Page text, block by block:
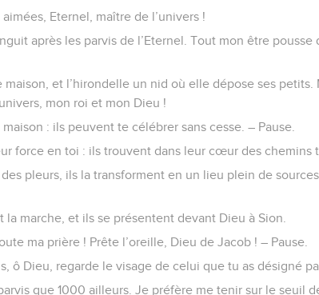
Eternel, maître de l’univers !
après les parvis de l’Eternel. Tout mon être pousse
et l’hirondelle un nid où elle dépose ses petits.
mon roi et mon Dieu !
: ils peuvent te célébrer sans cesse. – Pause.
force en toi : ils trouvent dans leur cœur des chemins
des pleurs, ils la transforment en un lieu plein de
marche, et ils se présentent devant Dieu à Sion.
ma prière ! Prête l’oreille, Dieu de Jacob ! – Pause.
ô Dieu, regarde le visage de celui que tu as désigné
que 1000 ailleurs. Je préfère me tenir sur le seuil